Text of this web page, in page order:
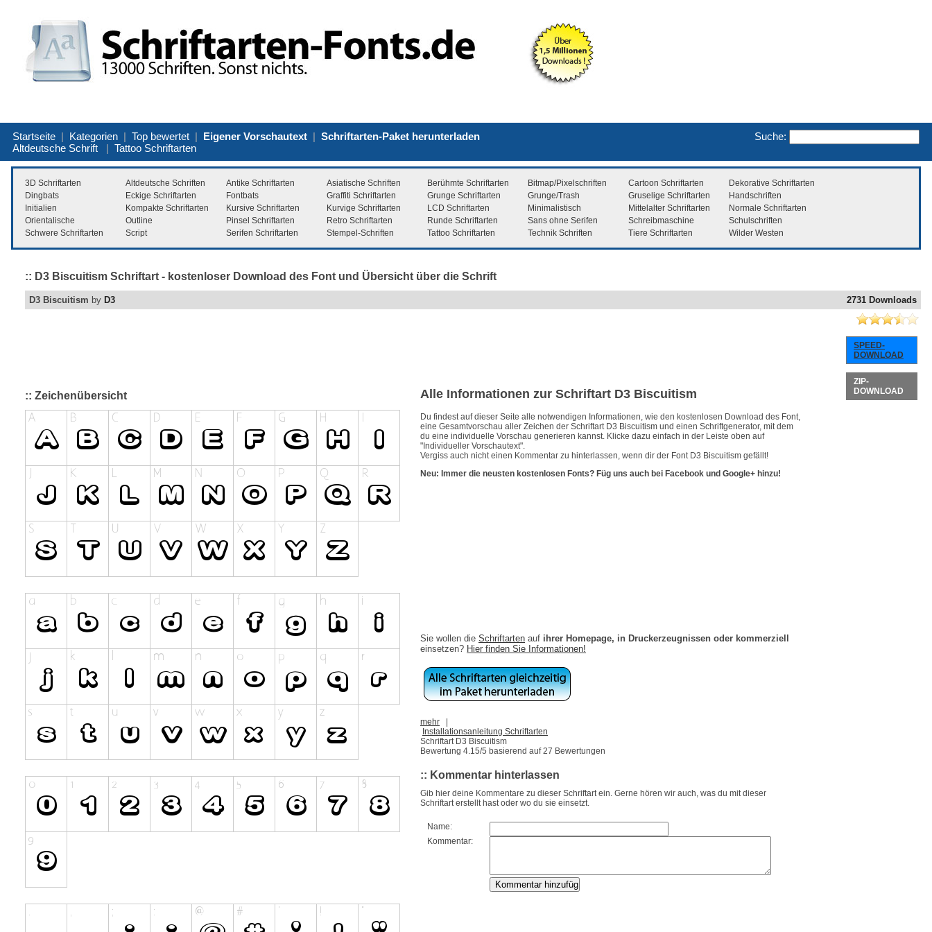
Suche:
Startseite | Kategorien | Top bewertet | Eigener Vorschautext | Schriftarten-Paket herunterladen
Altdeutsche Schrift | Tattoo Schriftarten
3D Schriftarten Altdeutsche Schriften Antike Schriftarten Asiatische Schriften Berühmte Schriftarten Bitmap/Pixelschriften Cartoon Schriftarten
Dekorative Schriftarten
Dingbats
Eckige Schriftarten Fontbats Graffiti Schriftarten Grunge Schriftarten Grunge/Trash Gruselige Schriftarten
Handschriften
Initialien
Kompakte Schriftarten Kursive Schriftarten Kurvige Schriftarten LCD Schriftarten Minimalistisch Mittelalter Schriftarten
Normale Schriftarten
Orientalische
Outline Pinsel Schriftarten Retro Schriftarten Runde Schriftarten Sans ohne Serifen Schreibmaschine
Schulschriften
Schwere Schriftarten
Script Serifen Schriftarten Stempel-Schriften Tattoo Schriftarten Technik Schriften Tiere Schriftarten Wilder Westen
:: D3 Biscuitism Schriftart - kostenloser Download des Font und Übersicht über die Schrift
2731 Downloads
D3 Biscuitism by D3
SPEED-
DOWNLOAD
ZIP-
DOWNLOAD
:: Zeichenübersicht Alle Informationen zur Schriftart D3 Biscuitism
Du findest auf dieser Seite alle notwendigen Informationen, wie den kostenlosen Download des Font,
eine Gesamtvorschau aller Zeichen der Schriftart D3 Biscuitism und einen Schriftgenerator, mit dem
du eine individuelle Vorschau generieren kannst. Klicke dazu einfach in der Leiste oben auf
"Individueller Vorschautext".
Vergiss auch nicht einen Kommentar zu hinterlassen, wenn dir der Font D3 Biscuitism gefällt!
Neu: Immer die neusten kostenlosen Fonts? Füg uns auch bei Facebook und Google+ hinzu!
Sie wollen die Schriftarten auf ihrer Homepage, in Druckerzeugnissen oder kommerziell
einsetzen? Hier finden Sie Informationen!
mehr
Installationsanleitung Schriftarten
Schriftart D3 Biscuitism
Bewertung 4.15/5 basierend auf27 Bewertungen
:: Kommentar hinterlassen
Gib hier deine Kommentare zu dieser Schriftart ein. Gerne hören wir auch, was du mit dieser
Schriftart erstellt hast oder wo du sie einsetzt.
Name:
Kommentar: